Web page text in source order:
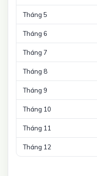
Tháng 5
Tháng 6
Tháng 7
Tháng 8
Tháng 9
Tháng 10
Tháng 11
Tháng 12